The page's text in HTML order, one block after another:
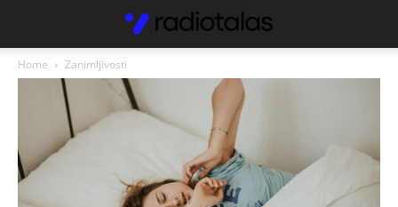
Home Zanimljivosti